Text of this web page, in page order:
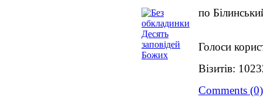
по
Голоси
Візитів:
Comments (0)